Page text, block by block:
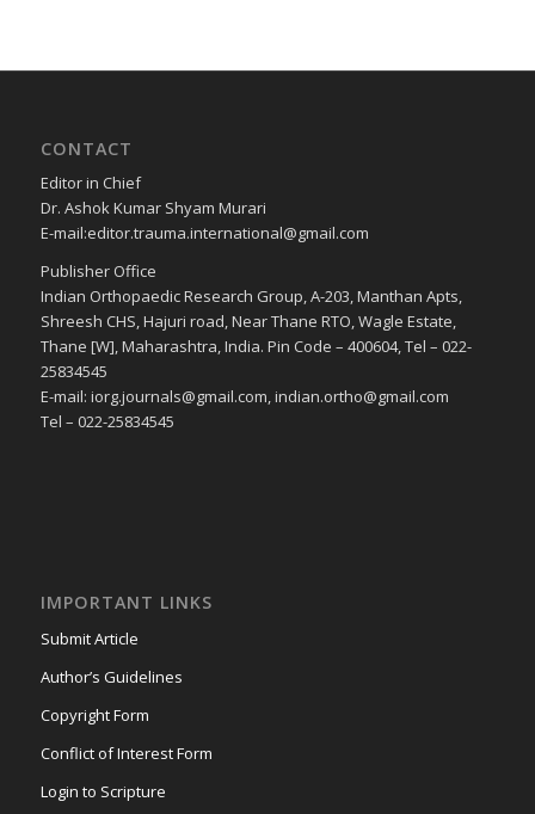
CONTACT
Editor in Chief
Dr. Ashok Kumar Shyam Murari
E-mail:editor.trauma.international@gmail.com
Publisher Office
Indian Orthopaedic Research Group, A-203, Manthan Apts,
Shreesh CHS, Hajuri road, Near Thane RTO, Wagle Estate,
Thane [W], Maharashtra, India. Pin Code – 400604, Tel – 022-
25834545
E-mail: iorg.journals@gmail.com, indian.ortho@gmail.com
Tel – 022-25834545
IMPORTANT LINKS
Submit Article
Author’s Guidelines
Copyright Form
Conflict of Interest Form
Login to Scripture